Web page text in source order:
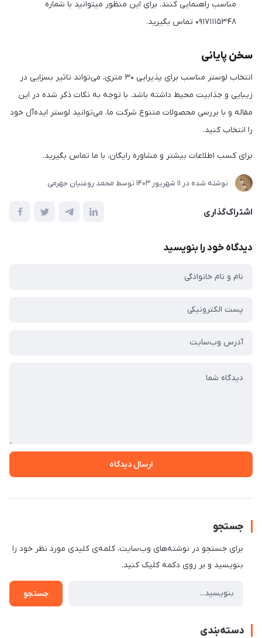
مناسب راهنمایی کنند. برای این منظور میتوانید با شماره
۰۹۱۷۱۱۱۵۳۴۸ تماس بگیرید.
سخن پایانی
انتخاب لوستر مناسب برای پذیرایی ۳۰ متری، می‌تواند تاثیر بسزایی در
زیبایی و جذابیت محیط داشته باشد. با توجه به نکات ذکر شده در این
مقاله و با بررسی محصولات متنوع شرکت ما، می‌توانید لوستر ایده‌آل خود
را انتخاب کنید.
برای کسب اطلاعات بیشتر و مشاوره رایگان، با ما تماس بگیرید.
نوشته شده در 11 شهریور 1403 توسط محمد روغنیان جهرمی
اشتراک‌گذاری
دیدگاه خود را بنویسید
ارسال دیدگاه
جستجو
برای جستجو در نوشته‌های وب‌سایت، کلمه‌ی کلیدی مورد نظر خود را
بنویسید و بر روی دکمه کلیک کنید.
جستجو
دسته‌بندی